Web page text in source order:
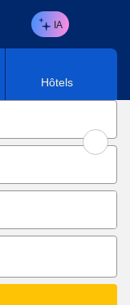
IA
Hôtels